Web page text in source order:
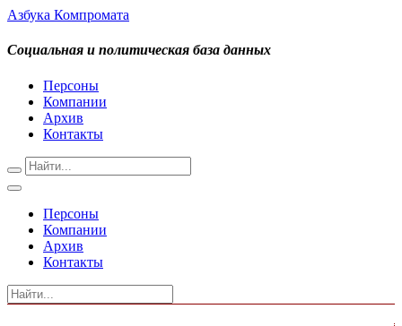
Азбука Компромата
Социальная и политическая база данных
Персоны
Компании
Архив
Контакты
Персоны
Компании
Архив
Контакты